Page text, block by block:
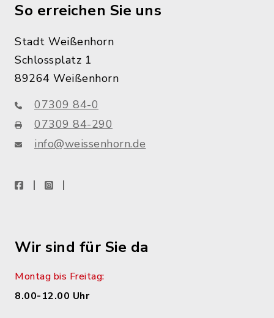
So erreichen Sie uns
Stadt Weißenhorn
Schlossplatz 1
89264 Weißenhorn
07309 84-0
07309 84-290
info@weissenhorn.de
facebookinstagram
Wir sind für Sie da
Montag bis Freitag:
8.00-12.00 Uhr